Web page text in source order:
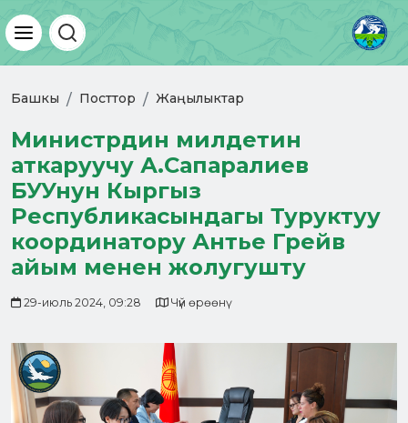
Башкы Посттор Жаңылыктар
Министрдин милдетин
аткаруучу А.Сапаралиев
БУУнун Кыргыз
Республикасындагы Туруктуу
координатору Антье Грейв
айым менен жолугушту
29-июль 2024, 09:28 Чүй өрөөнү